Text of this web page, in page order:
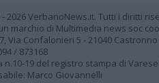
2026 VerbanoNews.it. Tutti i diritti
marchio di Multimedia news soc
Via Confalonieri 5 - 21040 Castronno
/ 873168
19 del registro stampa di
Marco Giovannelli